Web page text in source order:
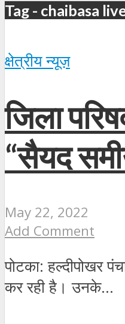
Tag - chaibasa
क्षेत्रीय न्यूज़
जिला
“सैयद
May 22, 2022
Add Comment
पोटका: हल्दीपोखर
कर रही है। उनके...